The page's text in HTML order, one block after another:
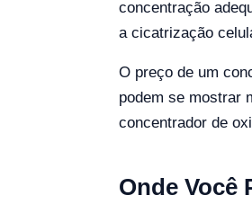
concentração
a cicatrização
O preço de um
podem se mostrar
concentrador de
Onde Você